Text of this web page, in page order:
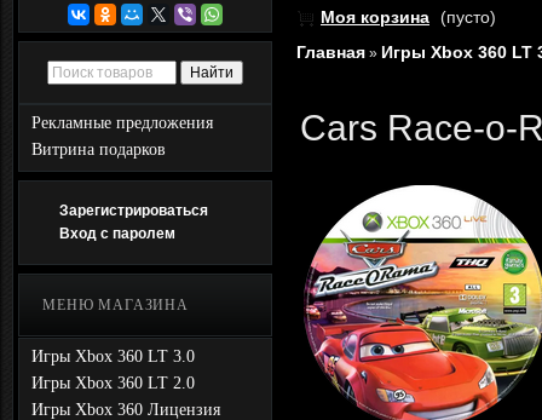
Рекламные предложения
Витрина подарков
Зарегистрироваться
Вход с паролем
МЕНЮ МАГАЗИНА
Игры Xbox 360 LT 3.0
Игры Xbox 360 LT 2.0
Игры Xbox 360 Лицензия
Моя корзина (пусто)
Главная » Игры Xbox 360 LT
Cars Race-o-